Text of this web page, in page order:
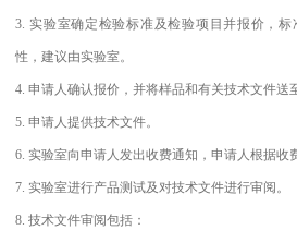
3. 实验室确定检验标准及检验项目并报价，
性，建议由实验室。
4. 申请人确认报价，并将样品和有关技术文件送
5. 申请人提供技术文件。
6. 实验室向申请人发出收费通知，申请人根据收
7. 实验室进行产品测试及对技术文件进行审阅。
8. 技术文件审阅包括：